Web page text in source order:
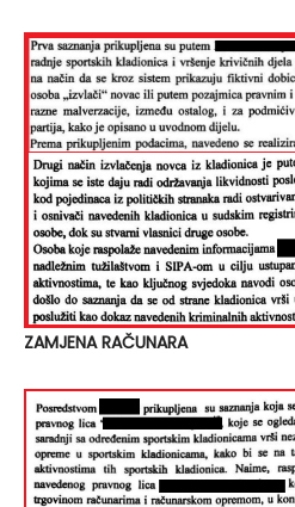
ZAMJENA RAČUNARA